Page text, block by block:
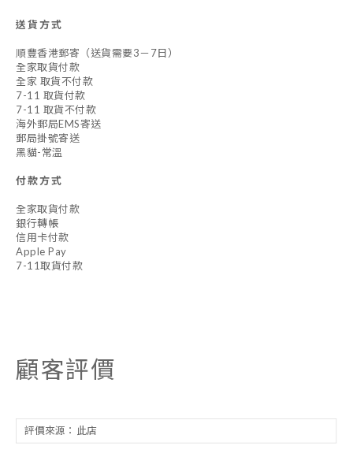
送貨方式
順豐香港郵寄（送貨需要3－7日）
全家取貨付款
全家 取貨不付款
7-11 取貨付款
7-11 取貨不付款
海外郵局EMS寄送
郵局掛號寄送
黑貓-常溫
付款方式
全家取貨付款
銀行轉帳
信用卡付款
Apple Pay
7-11取貨付款
顧客評價